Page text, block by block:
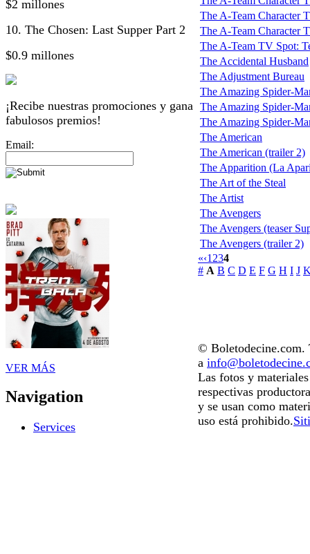
$2 millones
10. The Chosen: Last Supper Part 2
$0.9 millones
¡Recibe nuestras promociones y gana
fabulosos premios!
Email:
VER MÁS
Navigation
Services
The A-Team Character
The A-Team Character
The A-Team TV Spot:
The Accidental Husband
The Adjustment Bureau
The Amazing Spider-
The Amazing Spider-
The Amazing Spider-
The American
The American (trailer 2)
The Apparition (La
The Art of the Steal
The Artist
The Avengers
The Avengers (teaser
The Avengers (trailer 2)
«‹1 234
# A B C D E F G H I J
© Boletodecine.com.
a
Las fotos y
respectivas
y se usan como
uso está prohibido.